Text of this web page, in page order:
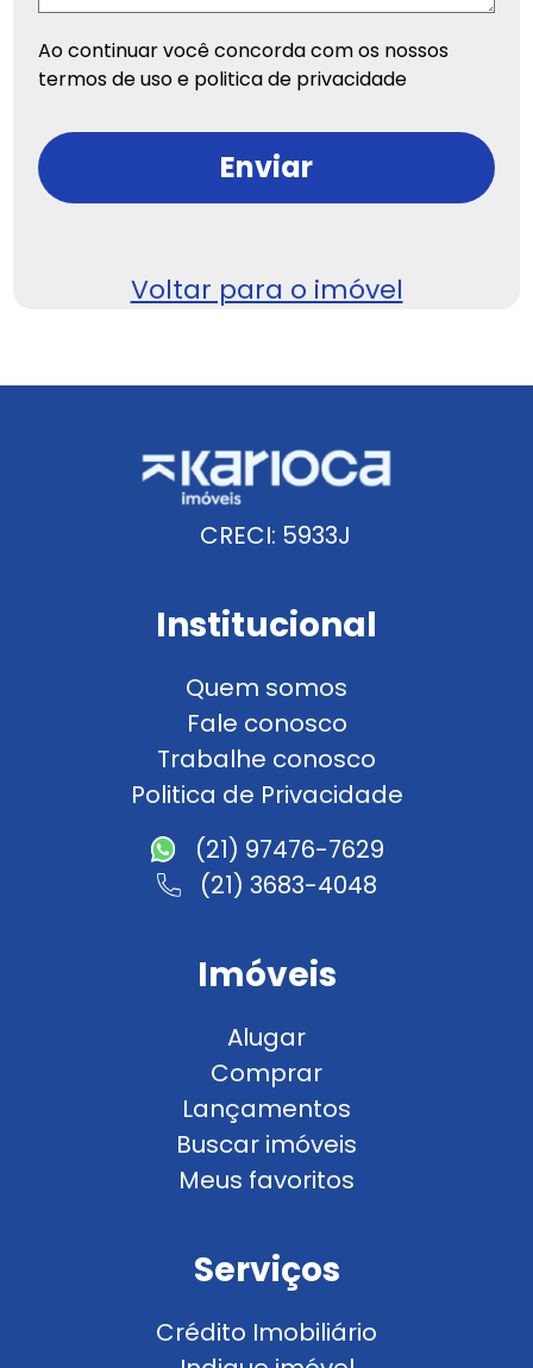
Ao continuar você concorda com os nossos
termos de uso e politica de privacidade
Enviar
Voltar para o imóvel
CRECI: 5933J
Institucional
Quem somos
Fale conosco
Trabalhe conosco
Politica de Privacidade
(21) 97476-7629
(21) 3683-4048
Imóveis
Alugar
Comprar
Lançamentos
Buscar imóveis
Meus favoritos
Serviços
Crédito Imobiliário